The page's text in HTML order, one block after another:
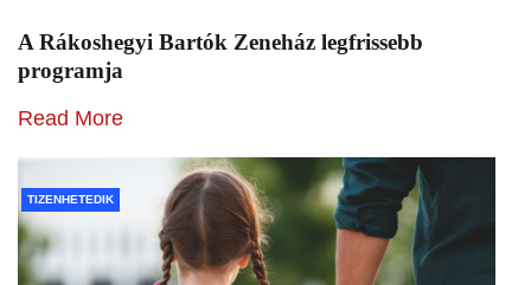
A Rákoshegyi Bartók Zeneház legfrissebb
programja
Read More
TIZENHETEDIK